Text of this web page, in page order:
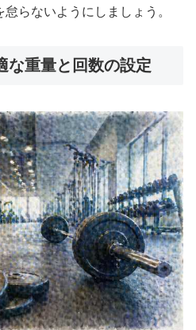
らないようにしましょう。
な重量と回数の設定